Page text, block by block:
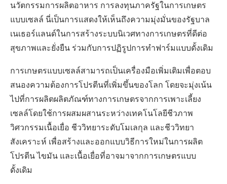
นวัตกรรมการผลิตอาหาร การลงทุนภาครัฐในการเกษตร
แบบเซลล์ นี่เป็นการแสดงให้เห็นถึงความมุ่งมั่นของรัฐบาล
เนเธอร์แลนด์ในการสร้างระบบนิเวศทางการเกษตรที่ดีต่อ
สุขภาพและยั่งยืน ร่วมกับการปฏิรูปการทำฟาร์มแบบดั้งเดิม
การเกษตรแบบเซลล์สามารถเป็นเครื่องมือเพิ่มเติมเพื่อตอบ
สนองความต้องการโปรตีนที่เพิ่มขึ้นของโลก โดยจะมุ่งเน้น
ไปที่การผลิตผลิตภัณฑ์ทางการเกษตรจากการเพาะเลี้ยง
เซลล์โดยใช้การผสมผสานระหว่างเทคโนโลยีชีวภาพ
วิศวกรรมเนื้อเยื่อ ชีววิทยาระดับโมเลกุล และชีววิทยา
สังเคราะห์ เพื่อสร้างและออกแบบวิธีการใหม่ในการผลิต
โปรตีน ไขมัน และเนื้อเยื่อที่อาจมาจากการเกษตรแบบ
ดั้งเดิม